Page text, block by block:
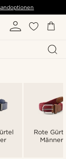
Rote
Männer